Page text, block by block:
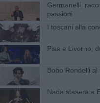
Germanelli,
passioni
I toscani alla
Pisa e Livorno,
Bobo Rondelli
Nada stasera a